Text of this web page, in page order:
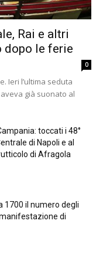
Rai e altri
dopo le ferie
0
Ieri l’ultima seduta
già suonato al
toccati i 48°
di Napoli e al
di Afragola
1700 il numero degli
di